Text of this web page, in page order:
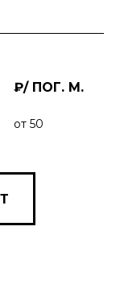
₽/ ПОГ. М.
от 50